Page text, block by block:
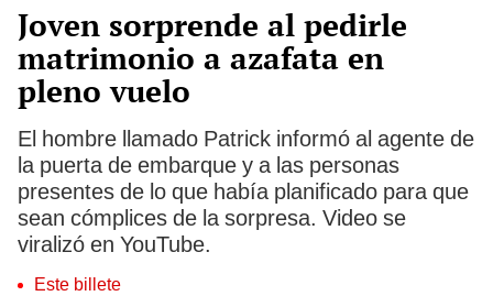
Joven sorprende al pedirle
matrimonio a azafata en
pleno vuelo
El hombre llamado Patrick informó al agente de
la puerta de embarque y a las personas
presentes de lo que había planificado para que
sean cómplices de la sorpresa. Video se
viralizó en YouTube.
Este billete